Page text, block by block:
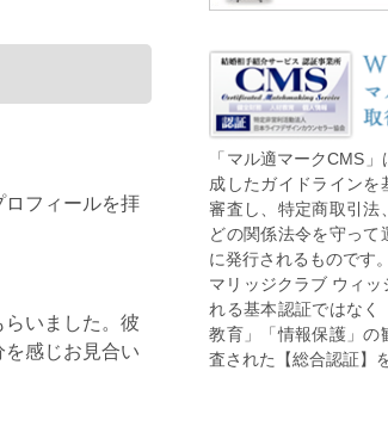
ロフィールを拝
らいました。彼
感じお見合い
「マル適マークCMS
成したガイドラインを
審査し、特定商取引法
どの関係法令を守って
に発行されるものです。
マリッジクラブ ウィッ
れる基本認証ではなく
教育」「情報保護」の
査された【総合認証】